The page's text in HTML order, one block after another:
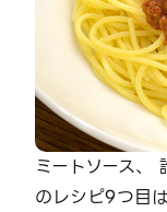
ミートソース、
のレシピ9つ目